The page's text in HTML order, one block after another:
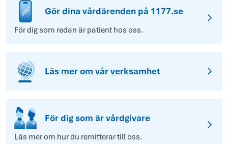
Gör dina vårdärenden på 1177.se
För dig som redan är patient hos oss.
Läs mer om vår verksamhet
För dig som är vårdgivare
Läs mer om hur du remitterar till oss.